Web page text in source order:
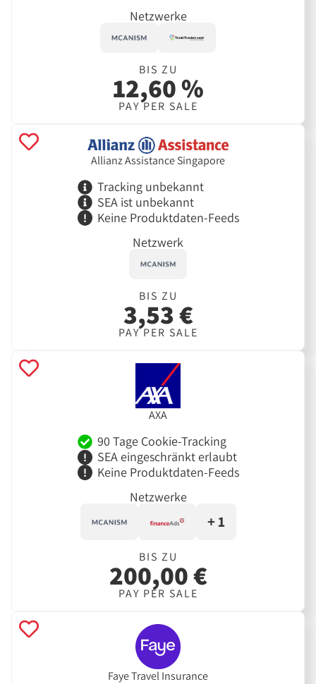
Netzwerke
BIS ZU
12,60 %
PAY PER SALE
Allianz Assistance Singapore
Tracking unbekannt
SEA ist unbekannt
Keine Produktdaten-Feeds
Netzwerk
BIS ZU
3,53 €
PAY PER SALE
AXA
90 Tage Cookie-Tracking
SEA eingeschränkt erlaubt
Keine Produktdaten-Feeds
Netzwerke
+ 1
BIS ZU
200,00 €
PAY PER SALE
Faye Travel Insurance